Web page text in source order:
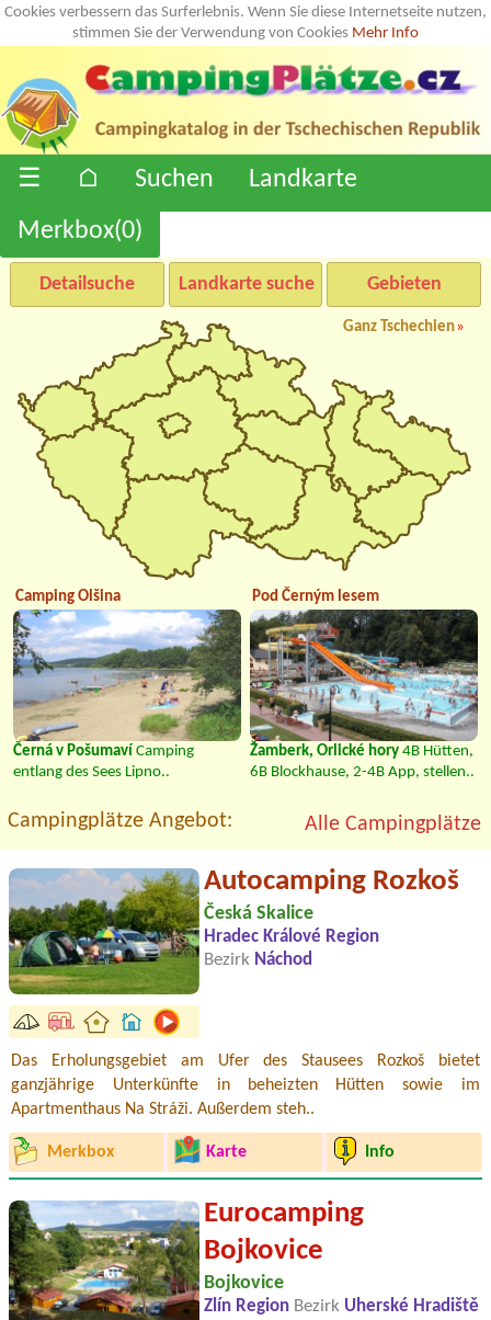
Cookies verbessern das Surferlebnis. Wenn Sie diese Internetseite nutzen,
stimmen Sie der Verwendung von Cookies Mehr Info
☰ ⌂ Suchen
Landkarte
Merkbox(0)
Detailsuche Landkarte suche Gebieten
Ganz Tschechien»
Camping Olšina
Černá v Pošumaví Camping
entlang des Sees Lipno..
Pod Černým lesem
Žamberk, Orlické hory 4B Hütten,
6B Blockhause, 2-4B App, stellen..
Campingplätze Angebot: Alle Campingplätze
Autocamping Rozkoš
Česká Skalice
Hradec Králové Region
Bezirk Náchod
Das Erholungsgebiet am Ufer des Stausees Rozkoš bietet
ganzjährige Unterkünfte in beheizten Hütten sowie im
Apartmenthaus Na Stráži. Außerdem steh..
Merkbox Karte Info
Eurocamping
Bojkovice
Bojkovice
Zlín Region Bezirk Uherské Hradiště